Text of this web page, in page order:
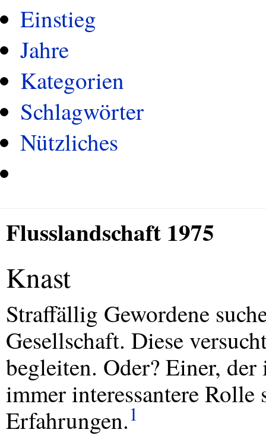
Einstieg
Jahre
Kategorien
Schlagwörter
Nützliches
Flusslandschaft 1975
Knast
Straffällig Gewordene
Gesellschaft. Diese
begleiten. Oder? Einer,
immer interessantere
Erfahrungen.1